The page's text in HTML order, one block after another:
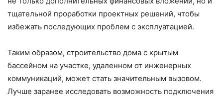
тщательной проработки проектных решений, чтобы
избежать последующих проблем с эксплуатацией.
Таким образом, строительство дома с крытым
бассейном на участке, удаленном от инженерных
коммуникаций, может стать значительным вызовом.
Лучше заранее исследовать возможность подключения